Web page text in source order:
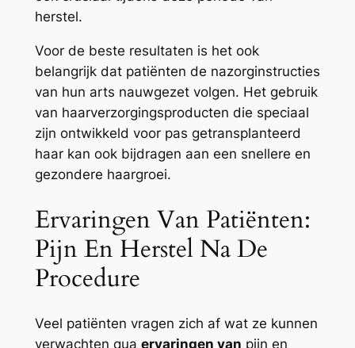
herstel.
Voor de beste resultaten is het ook
belangrijk dat patiënten de nazorginstructies
van hun arts nauwgezet volgen. Het gebruik
van haarverzorgingsproducten die speciaal
zijn ontwikkeld voor pas getransplanteerd
haar kan ook bijdragen aan een snellere en
gezondere haargroei.
Ervaringen Van Patiënten:
Pijn En Herstel Na De
Procedure
Veel patiënten vragen zich af wat ze kunnen
verwachten qua ervaringen van pijn en